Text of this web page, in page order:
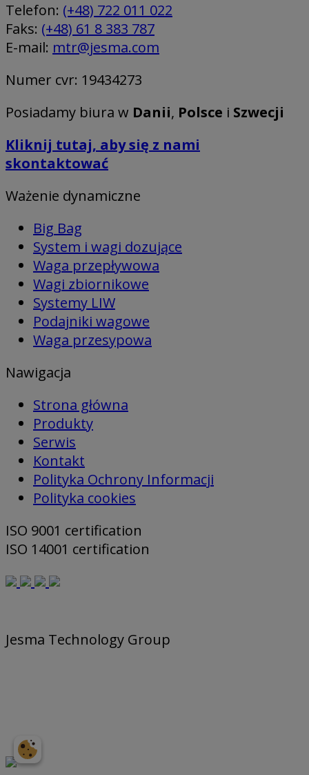
Telefon: (+48) 722 011 022
Faks: (+48) 61 8 383 787
E-mail: mtr@jesma.com
Numer cvr: 19434273
Posiadamy biura w Danii, Polsce i Szwecji
Kliknij tutaj, aby się z nami
skontaktować
Ważenie dynamiczne
Big Bag
System i wagi dozujące
Waga przepływowa
Wagi zbiornikowe
Systemy LIW
Podajniki wagowe
Waga przesypowa
Nawigacja
Strona główna
Produkty
Serwis
Kontakt
Polityka Ochrony Informacji
Polityka cookies
ISO 9001 certification
ISO 14001 certification
Jesma Technology Group